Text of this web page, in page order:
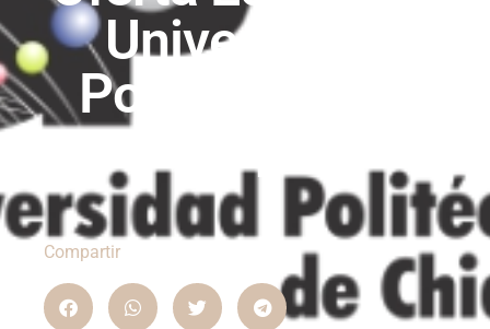
Universidad
Politécnica de
Compartir